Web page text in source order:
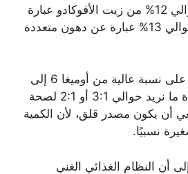
بالإضافة إلى ذلك، حوالي 12% من زيت الأفوكادو عبارة
عن دهون مشبعة، وحوالي 13% عبارة عن دهون متعددة
يحتوي زيت الأفوكادو على نسبة عالية من أوميغا 6 إلى
أوميغا 3 (13:1)، وعادة ما نريد حوالي 3:1 أو 2:1 لصحة
أن يكون مصدر قلق، لأن الكمية
أن النظام الغذائي الغني